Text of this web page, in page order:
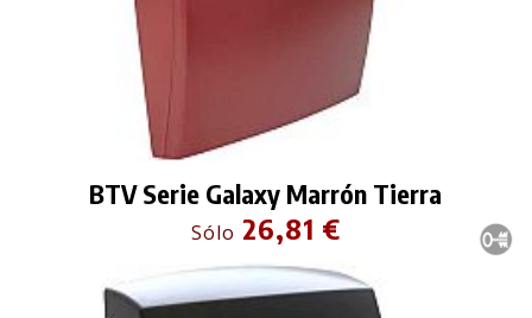
BTV Serie Galaxy Marrón Tierra
Sólo 26,81 €